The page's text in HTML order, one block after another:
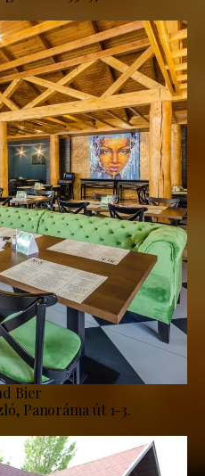
Bier
Panoráma út 1-3.